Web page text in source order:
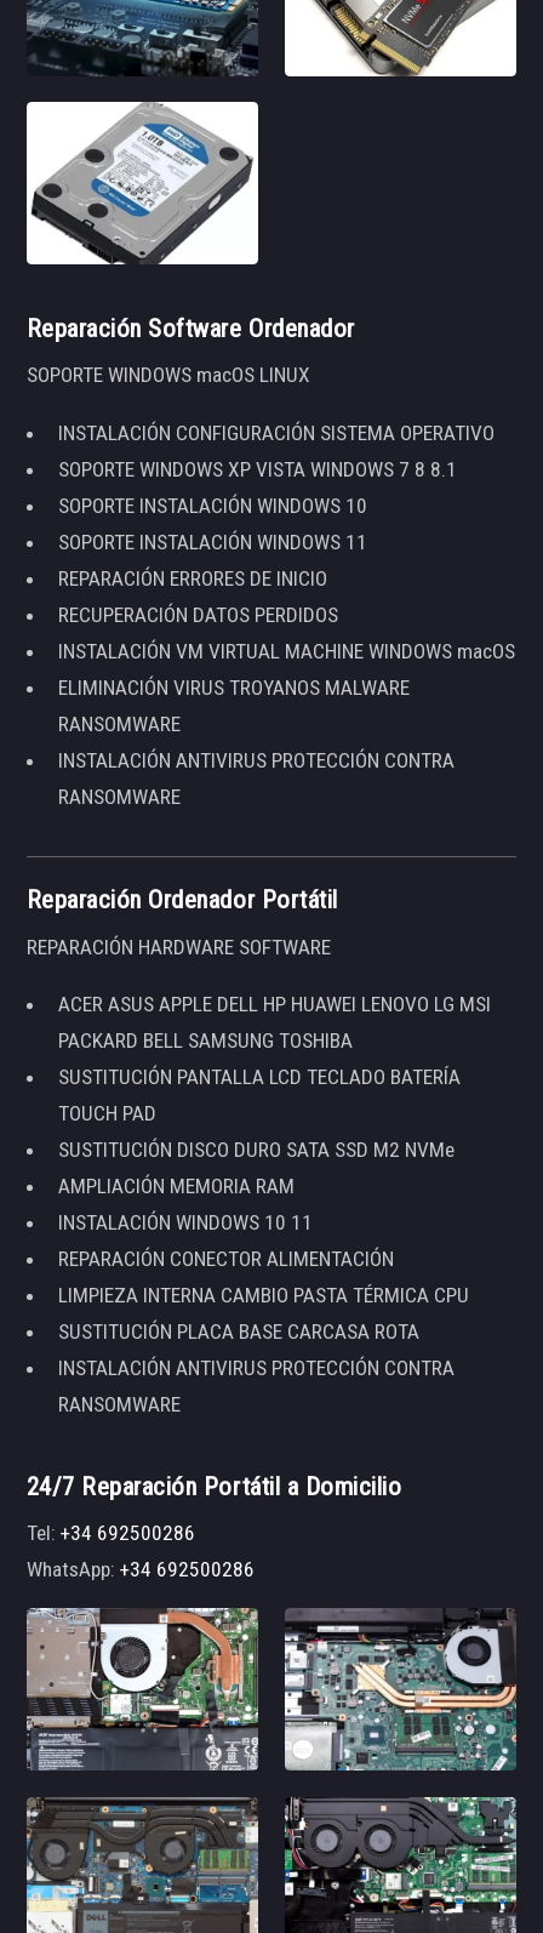
Reparación Software Ordenador
SOPORTE WINDOWS macOS LINUX
INSTALACIÓN CONFIGURACIÓN SISTEMA OPERATIVO
SOPORTE WINDOWS XP VISTA WINDOWS 7 8 8.1
SOPORTE INSTALACIÓN WINDOWS 10
SOPORTE INSTALACIÓN WINDOWS 11
REPARACIÓN ERRORES DE INICIO
RECUPERACIÓN DATOS PERDIDOS
INSTALACIÓN VM VIRTUAL MACHINE WINDOWS macOS
ELIMINACIÓN VIRUS TROYANOS MALWARE
RANSOMWARE
INSTALACIÓN ANTIVIRUS PROTECCIÓN CONTRA
RANSOMWARE
Reparación Ordenador Portátil
REPARACIÓN HARDWARE SOFTWARE
ACER ASUS APPLE DELL HP HUAWEI LENOVO LG MSI
PACKARD BELL SAMSUNG TOSHIBA
SUSTITUCIÓN PANTALLA LCD TECLADO BATERÍA
TOUCH PAD
SUSTITUCIÓN DISCO DURO SATA SSD M2 NVMe
AMPLIACIÓN MEMORIA RAM
INSTALACIÓN WINDOWS 10 11
REPARACIÓN CONECTOR ALIMENTACIÓN
LIMPIEZA INTERNA CAMBIO PASTA TÉRMICA CPU
SUSTITUCIÓN PLACA BASE CARCASA ROTA
INSTALACIÓN ANTIVIRUS PROTECCIÓN CONTRA
RANSOMWARE
24/7 Reparación Portátil a Domicilio
Tel:+34 692500286
WhatsApp:+34 692500286